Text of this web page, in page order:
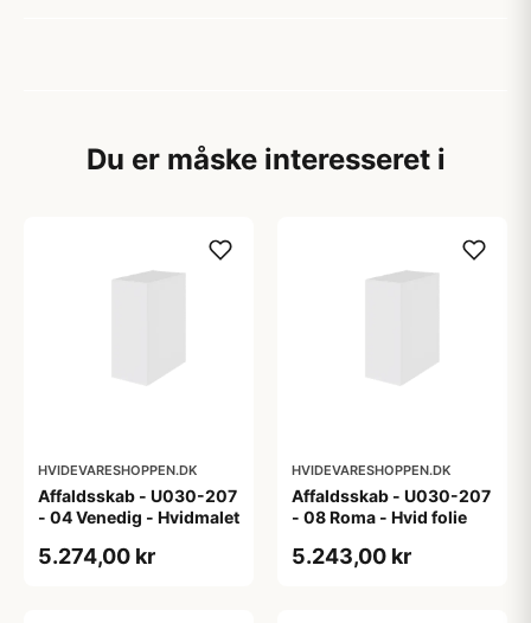
Du er måske interesseret i
HVIDEVARESHOPPEN.DK
Affaldsskab - U030-207
- 04 Venedig - Hvidmalet
5.274,00 kr
HVIDEVARESHOPPEN.DK
Affaldsskab - U030-207
- 08 Roma - Hvid folie
5.243,00 kr